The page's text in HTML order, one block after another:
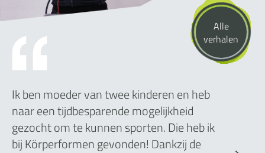
Alle
verhalen
Ik ben moeder van twee kinderen en heb
naar een tijdbesparende mogelijkheid
gezocht om te kunnen sporten. Die heb ik
bij Körperformen gevonden! Dankzij de